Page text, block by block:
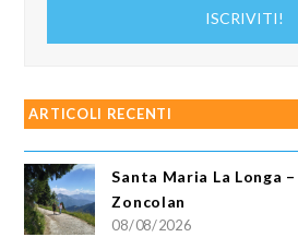
ISCRIVITI!
ARTICOLI RECENTI
Santa Maria La Longa
Zoncolan
08/08/2026